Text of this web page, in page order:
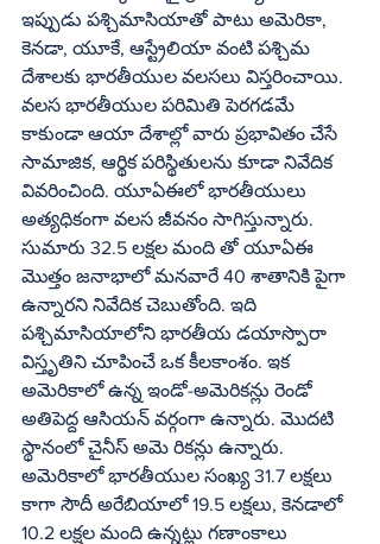
ఇప్పుడు పశ్చిమాసియాతో పాటు అమెరికా,
కెనడా, యూకే, ఆస్ట్రేలియా వంటి పశ్చిమ
దేశాలకు భారతీయుల వలసలు విస్తరించాయి.
వలస భారతీయుల పరిమితి పెరగడమే
కాకుండా ఆయా దేశాల్లో వారు ప్రభావితం చేసే
సామాజిక, ఆర్థిక పరిస్థితులను కూడా నివేదిక
వివరించింది. యూఏఈలో భారతీయులు
అత్యధికంగా వలస జీవనం సాగిస్తున్నారు.
సుమారు 32.5 లక్షల మంది తో యూఏఈ
మొత్తం జనాభాలో మనవారే 40 శాతానికి పైగా
ఉన్నారని నివేదిక చెబుతోంది. ఇది
పశ్చిమాసియాలోని భారతీయ డయాస్పొరా
విస్తృతిని చూపించే ఒక కీలకాంశం. ఇక
అమెరికాలో ఉన్న ఇండో-అమెరికన్లు రెండో
అతిపెద్ద ఆసియన్‌ వర్గంగా ఉన్నారు. మొదటి
స్థానంలో చైనీస్‌ అమె రికన్లు ఉన్నారు.
అమెరికాలో భారతీయుల సంఖ్య 31.7 లక్షలు
కాగా సౌదీ అరేబియాలో 19.5 లక్షలు, కెనడాలో
10.2 లక్షల మంది ఉన్నట్లు గణాంకాలు